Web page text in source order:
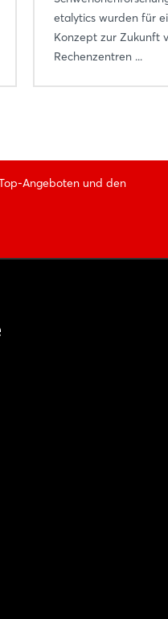
etalytics wurden für
Konzept zur Zukunft
Rechenzentren ...
Angeboten und den